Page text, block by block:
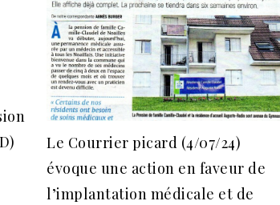
Le Courrier picard (4/07/24)
évoque une action en faveur de
l’implantation médicale et de